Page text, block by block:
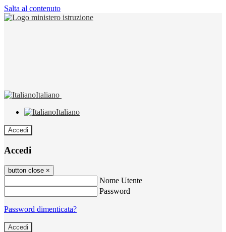
Salta al contenuto
Italiano
Italiano
Accedi
Accedi
button close ×
Nome Utente
Password
Password dimenticata?